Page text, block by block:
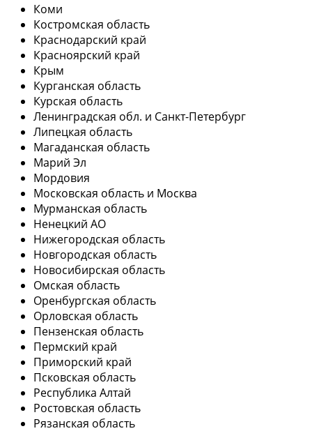
Коми
Костромская область
Краснодарский край
Красноярский край
Крым
Курганская область
Курская область
Ленинградская обл. и Санкт-Петербург
Липецкая область
Магаданская область
Марий Эл
Мордовия
Московская область и Москва
Мурманская область
Ненецкий АО
Нижегородская область
Новгородская область
Новосибирская область
Омская область
Оренбургская область
Орловская область
Пензенская область
Пермский край
Приморский край
Псковская область
Республика Алтай
Ростовская область
Рязанская область